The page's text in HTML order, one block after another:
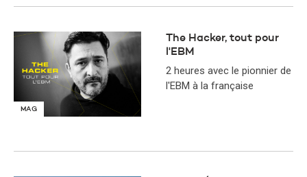
MAG
The Hacker, tout pour
l'EBM
2 heures avec le pionnier de
l'EBM à la française